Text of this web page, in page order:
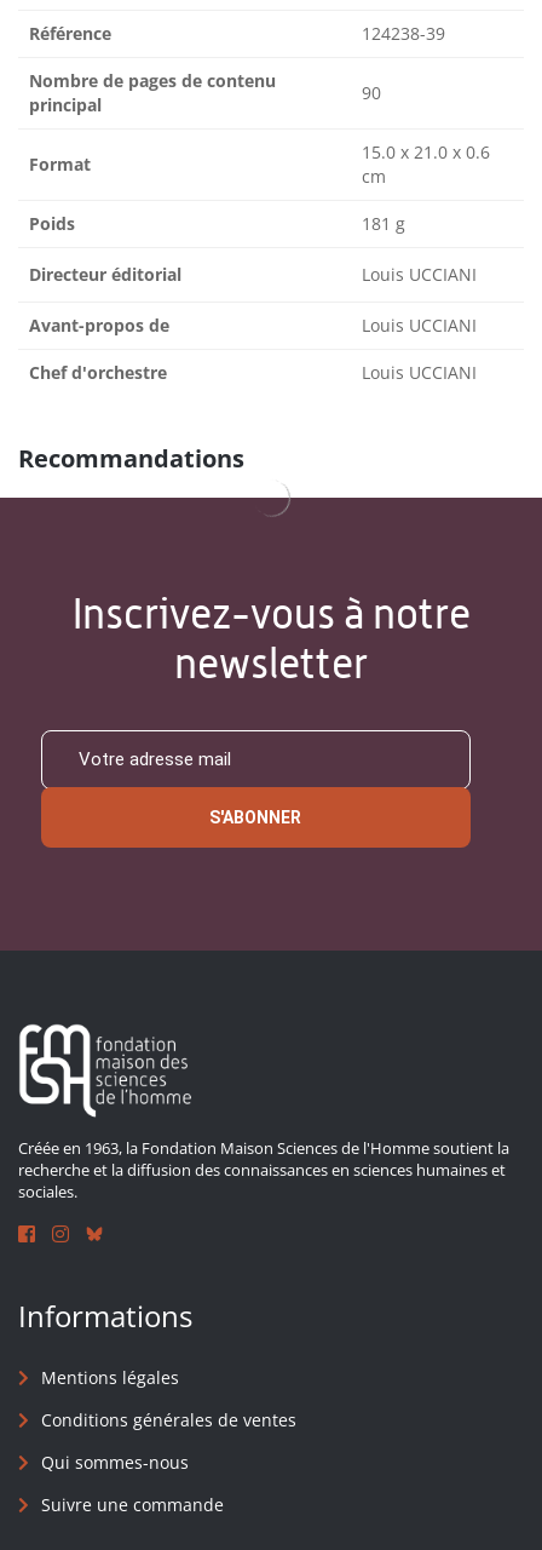
Référence 124238-39
Nombre de pages de contenu
principal
90
Format
15.0 x 21.0 x 0.6
cm
Poids 181 g
Directeur éditorial Louis UCCIANI
Avant-propos de Louis UCCIANI
Chef d'orchestre Louis UCCIANI
Recommandations
Inscrivez-vous à notre
newsletter
S'ABONNER
Créée en 1963, la Fondation Maison Sciences de l'Homme soutient la
recherche et la diffusion des connaissances en sciences humaines et
sociales.
Informations
Mentions légales
Conditions générales de ventes
Qui sommes-nous
Suivre une commande